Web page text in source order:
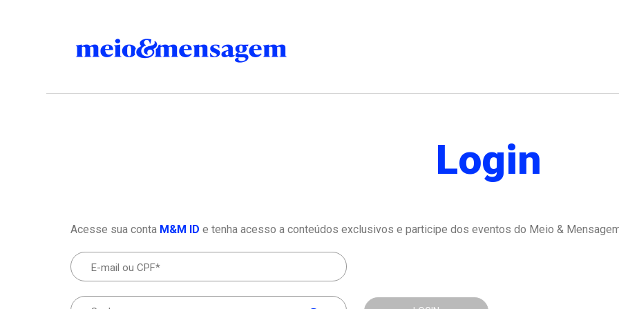
Login
Acesse sua conta M&M ID e tenha acesso a conteúdos exclusivos e participe dos eventos do Meio &